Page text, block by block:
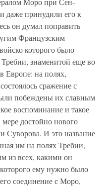
даже принудили его к
он думал поправить
Французским
которого было
знаменитой еще во
Европе: на полях,
сражение с
побеждены их славным
воспоминание и такое
достойно нового
Суворова. И это название
им на полях Требии,
из всех, какими он
ему нужно было
соединение с Моро,